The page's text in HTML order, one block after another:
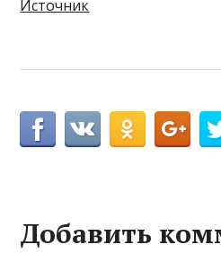
Источник
Добавить